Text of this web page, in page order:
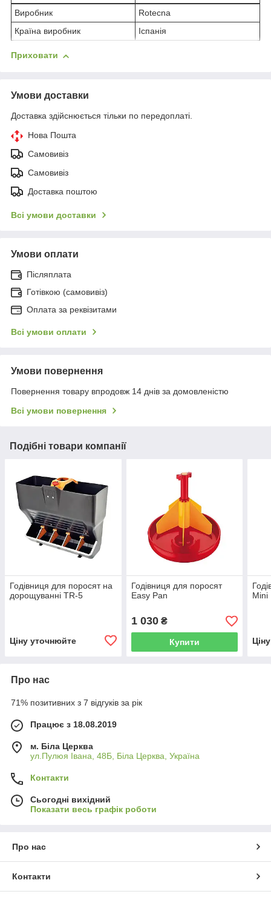
Виробник
Rotecna
Країна виробник
Іспанія
Приховати
Умови доставки
Доставка здійснюється тільки по передоплаті.
Нова Пошта
Самовивіз
Самовивіз
Доставка поштою
Всі умови доставки
Умови оплати
Післяплата
Готівкою (самовивіз)
Оплата за реквізитами
Всі умови оплати
Умови повернення
Повернення товару впродовж 14 днів за домовленістю
Всі умови повернення
Подібні товари компанії
Годівниця для поросят на
дорощуванні TR-5
Ціну уточнюйте
Годівниця для поросят
Easy Pan
1 030₴
Купити
Mini
Про нас
71% позитивних з 7 відгуків за рік
Працює з 18.08.2019
м. Біла Церква
ул.Пулюя Івана, 48Б, Біла Церква, Україна
Контакти
Сьогодні вихідний
Показати весь графік роботи
Про нас
Контакти